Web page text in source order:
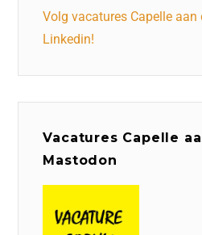
Volg vacatures Capelle
Linkedin!
Vacatures Capelle
Mastodon